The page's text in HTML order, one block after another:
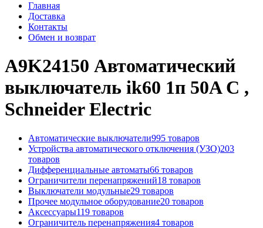
Главная
Доставка
Контакты
Обмен и возврат
A9K24150 Автоматический
выключатель ik60 1п 50A C ,
Schneider Electric
Автоматические выключатели995 товаров
Устройства автоматического отключения (УЗО)203
товаров
Дифференциальные автоматы66 товаров
Ограничители перенапряжений18 товаров
Выключатели модульные29 товаров
Прочее модульное оборудование20 товаров
Аксессуары119 товаров
Ограничитель перенапряжения4 товаров